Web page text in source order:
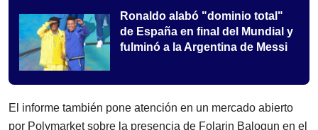
Ronaldo alabó "dominio total"
de España en final del Mundial y
fulminó a la Argentina de Messi
El informe también pone atención en un mercado abierto
por Polymarket sobre la presencia de Folarin Balogun en el